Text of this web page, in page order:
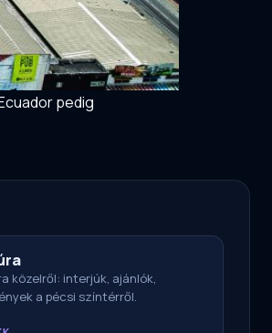
pedig
közelről: interjúk, ajánlók,
a pécsi színtérről.